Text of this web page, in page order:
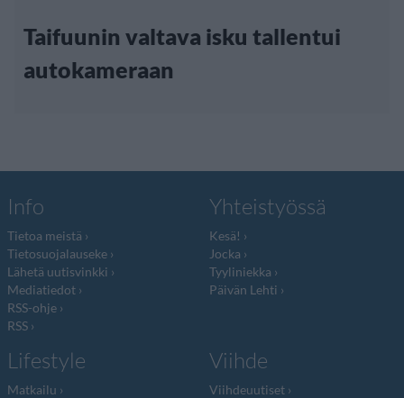
Taifuunin valtava isku tallentui
autokameraan
Info
Tietoa meistä
Tietosuojalauseke
Lähetä uutisvinkki
Mediatiedot
RSS-ohje
RSS
Yhteistyössä
Kesä!
Jocka
Tyyliniekka
Päivän Lehti
Lifestyle
Matkailu
Viihde
Viihdeuutiset